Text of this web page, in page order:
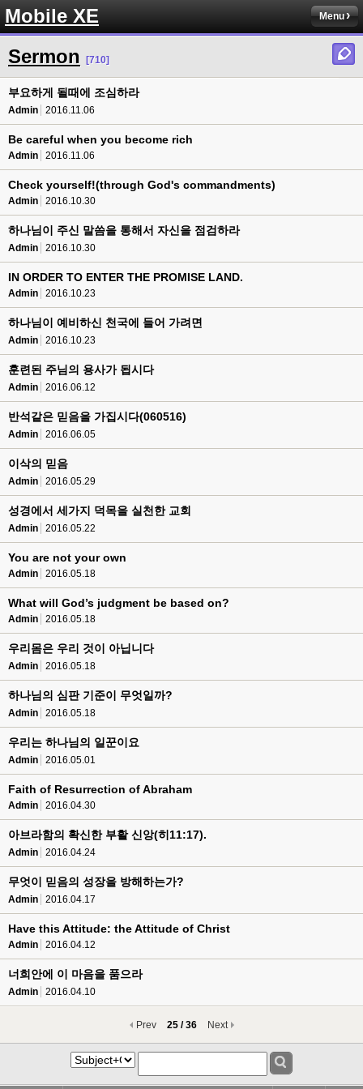
Mobile XE Menu
Sermon [710]
부요하게 될때에 조심하라
Admin 2016.11.06
Be careful when you become rich
Admin 2016.11.06
Check yourself!(through God's commandments)
Admin 2016.10.30
하나님이 주신 말씀을 통해서 자신을 점검하라
Admin 2016.10.30
IN ORDER TO ENTER THE PROMISE LAND.
Admin 2016.10.23
하나님이 예비하신 천국에 들어 가려면
Admin 2016.10.23
훈련된 주님의 용사가 됩시다
Admin 2016.06.12
반석같은 믿음을 가집시다(060516)
Admin 2016.06.05
이삭의 믿음
Admin 2016.05.29
성경에서 세가지 덕목을 실천한 교회
Admin 2016.05.22
You are not your own
Admin 2016.05.18
What will God’s judgment be based on?
Admin 2016.05.18
우리몸은 우리 것이 아닙니다
Admin 2016.05.18
하나님의 심판 기준이 무엇일까?
Admin 2016.05.18
우리는 하나님의 일꾼이요
Admin 2016.05.01
Faith of Resurrection of Abraham
Admin 2016.04.30
아브라함의 확신한 부활 신앙(히11:17).
Admin 2016.04.24
무엇이 믿음의 성장을 방해하는가?
Admin 2016.04.17
Have this Attitude: the Attitude of Christ
Admin 2016.04.12
너희안에 이 마음을 품으라
Admin 2016.04.10
Prev 25 / 36 Next